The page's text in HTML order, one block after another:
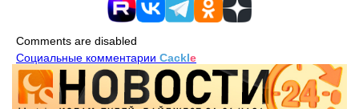
Comments are disabled
Социальные комментарии Cackle